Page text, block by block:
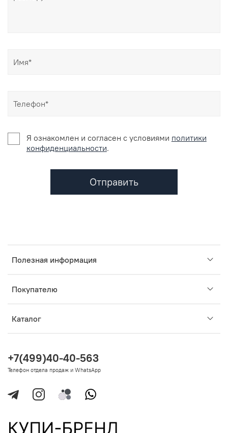
Я ознакомлен и согласен c условиями политики
конфиденциальности.
Отправить
Полезная информация
Покупателю
Каталог
+7(499)40-40-563
Телефон отдела продаж и WhatsApp